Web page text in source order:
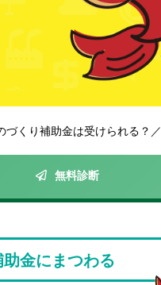
づくり補助金は受けられる？／
無料診断
金にまつわる